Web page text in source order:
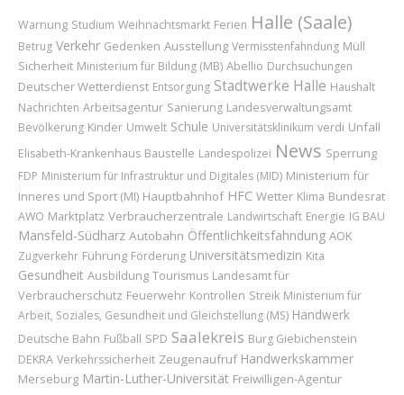
Warnung Studium Weihnachtsmarkt Ferien Halle (Saale)
Betrug Verkehr Gedenken Ausstellung Vermisstenfahndung Müll
Sicherheit Ministerium für Bildung (MB) Abellio Durchsuchungen
Deutscher Wetterdienst Entsorgung Stadtwerke Halle Haushalt
Nachrichten Arbeitsagentur Sanierung Landesverwaltungsamt
Bevölkerung Kinder Umwelt Schule Universitätsklinikum verdi Unfall
Elisabeth-Krankenhaus Baustelle Landespolizei News Sperrung
FDP Ministerium für Infrastruktur und Digitales (MID) Ministerium für
Inneres und Sport (MI) Hauptbahnhof HFC Wetter Klima Bundesrat
AWO Marktplatz Verbraucherzentrale Landwirtschaft Energie IG BAU
Mansfeld-Südharz Autobahn Öffentlichkeitsfahndung AOK
Zugverkehr Führung Förderung Universitätsmedizin Kita
Gesundheit Ausbildung Tourismus Landesamt für
Verbraucherschutz Feuerwehr Kontrollen Streik Ministerium für
Arbeit, Soziales, Gesundheit und Gleichstellung (MS) Handwerk
Deutsche Bahn Fußball SPD Saalekreis Burg Giebichenstein
DEKRA Verkehrssicherheit Zeugenaufruf Handwerkskammer
Merseburg Martin-Luther-Universität Freiwilligen-Agentur